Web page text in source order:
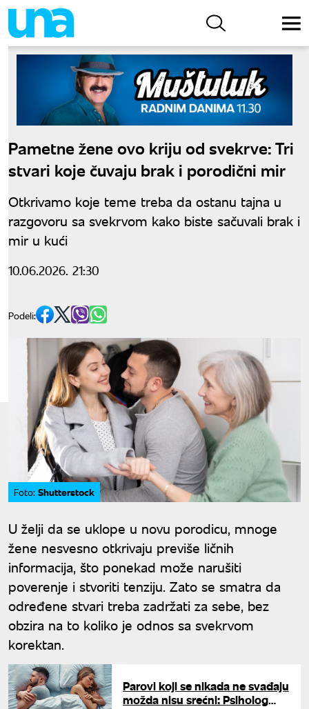
Pametne žene ovo kriju od svekrve: Tri
stvari koje čuvaju brak i porodični mir
Otkrivamo koje teme treba da ostanu tajna u
razgovoru sa svekrvom kako biste sačuvali brak i
mir u kući
10.06.2026. 21:30
Podeli:
Foto: Shutterstock
U želji da se uklope u novu porodicu, mnoge
žene nesvesno otkrivaju previše ličnih
informacija, što ponekad može narušiti
poverenje i stvoriti tenziju. Zato se smatra da
određene stvari treba zadržati za sebe, bez
obzira na to koliko je odnos sa svekrvom
korektan.
Parovi koji se nikada ne svađaju
možda nisu srećni: Psiholog